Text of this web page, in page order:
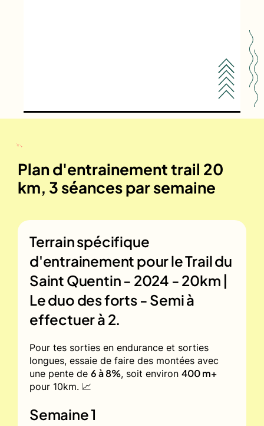
Plan d'entrainement trail 20
km, 3 séances par semaine
Terrain spécifique
d'entrainement pour leTrail du
Saint Quentin - 2024 - 20km |
Le duo des forts - Semi à
effectuer à 2.
Pour tes sorties en endurance et sorties
longues, essaie de faire des montées avec
une pente de 6 à 8%, soit environ 400 m+
pour 10km. 📈
Semaine 1